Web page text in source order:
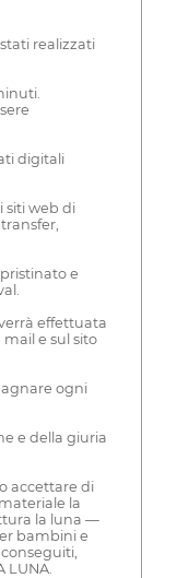
realizzati
digitali
siti web di
e
effettuata
e sul sito
ogni
e della giuria
accettare di
la
la luna —
bambini e
LUNA.